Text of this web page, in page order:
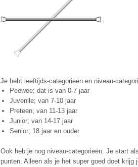
Je hebt leeftijds-categorieën en niveau-
Peewee; dat is van 0-7 jaar
Juvenile; van 7-10 jaar
Preteen; van 11-13 jaar
Junior; van 14-17 jaar
Senior; 18 jaar en ouder
Ook heb je nog niveau-categorieën. Je start
punten. Alleen als je het super goed doet